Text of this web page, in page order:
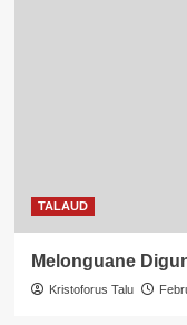
TALAUD
Melonguane
Kristoforus Talu